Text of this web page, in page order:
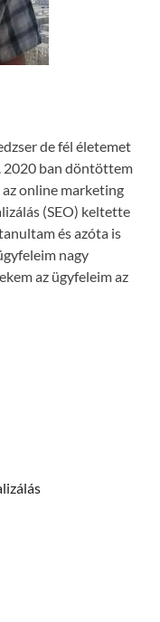
de fél életemet
2020 ban döntöttem
online marketing
(SEO) keltette
és azóta is
nagy
az ügyfeleim az